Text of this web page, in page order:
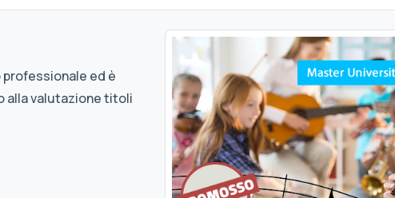
ed è
alla valutazione titoli